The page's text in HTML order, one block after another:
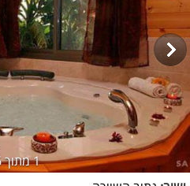
1מתוך 16